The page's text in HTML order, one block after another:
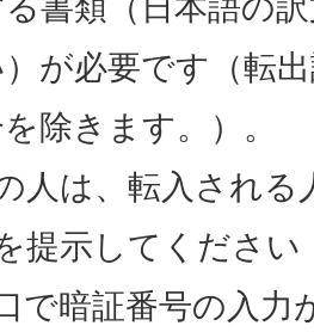
が必要です（転
除きます。）。
人は、転入され
提示してくださ
で暗証番号の入力